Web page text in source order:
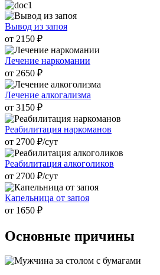
Вывод из запоя
от 2150 ₽
Лечение наркомании
от 2650 ₽
Лечение алкогализма
от 3150 ₽
Реабилитация наркоманов
от 2700 ₽/cут
Реабилитация алкоголиков
от 2700 ₽/cут
Капельница от запоя
от 1650 ₽
Основные причины